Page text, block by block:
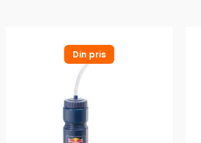
Din pris